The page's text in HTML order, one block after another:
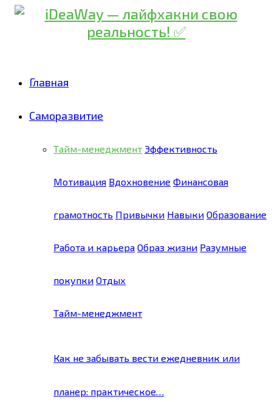
Главная
Саморазвитие
Тайм-менеджмент Эффективность
Мотивация Вдохновение Финансовая
грамотность Привычки Навыки Образование
Работа и карьера Образ жизни Разумные
покупки Отдых
Тайм-менеджмент
Как не забывать вести ежедневник или
планер: практическое…